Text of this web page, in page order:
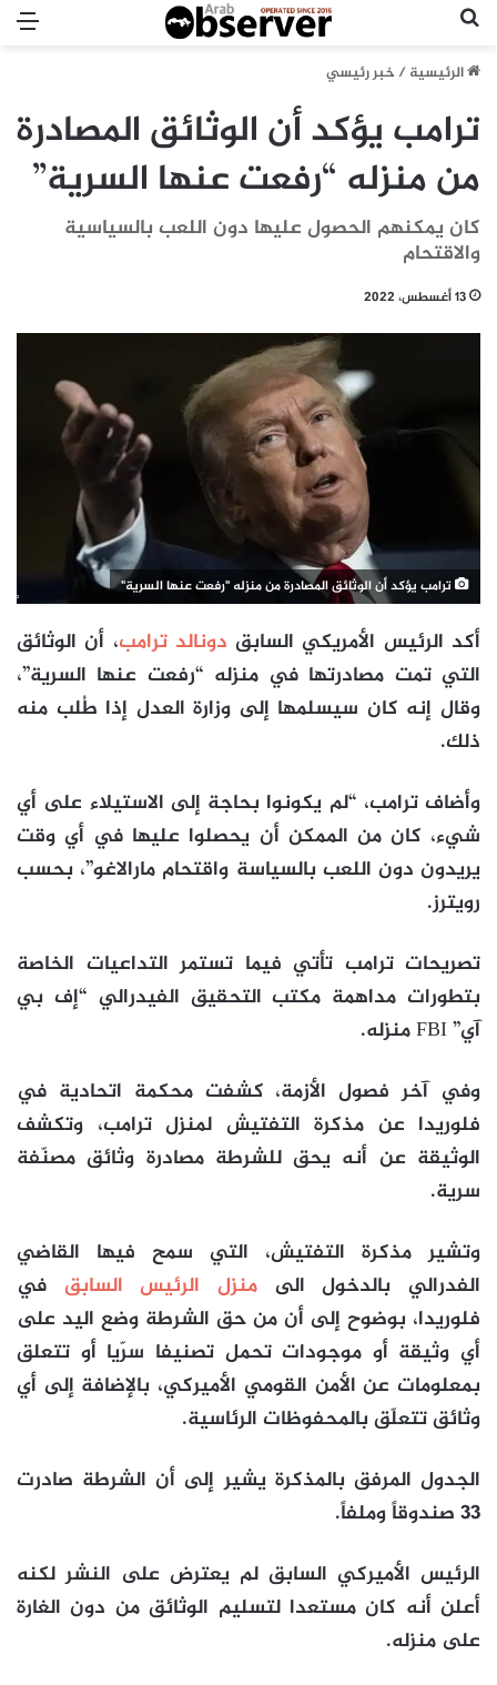
الرئيسية/خبر رئيسي
ترامب يؤكد أن الوثائق المصادرة
من منزله “رفعت عنها السرية”
كان يمكنهم الحصول عليها دون اللعب بالسياسية
والاقتحام
13 أغسطس، 2022
ترامب يؤكد أن الوثائق المصادرة من منزله "رفعت عنها السرية"
أكد الرئيس الأمريكي السابق دونالد ترامب، أن الوثائق
التي تمت مصادرتها في منزله “رفعت عنها السرية”،
وقال إنه كان سيسلمها إلى وزارة العدل إذا طُلب منه
ذلك.
وأضاف ترامب، “لم يكونوا بحاجة إلى الاستيلاء على أي
شيء، كان من الممكن أن يحصلوا عليها في أي وقت
يريدون دون اللعب بالسياسة واقتحام مارالاغو”، بحسب
رويترز.
تصريحات ترامب تأتي فيما تستمر التداعيات الخاصة
بتطورات مداهمة مكتب التحقيق الفيدرالي “إف بي
آي” FBI منزله.
وفي آخر فصول الأزمة، كشفت محكمة اتحادية في
فلوريدا عن مذكرة التفتيش لمنزل ترامب، وتكشف
الوثيقة عن أنه يحق للشرطة مصادرة وثائق مصنّفة
سرية.
وتشير مذكرة التفتيش، التي سمح فيها القاضي
الفدرالي بالدخول الى منزل الرئيس السابق في
فلوريدا، بوضوح إلى أن من حق الشرطة وضع اليد على
أي وثيقة أو موجودات تحمل تصنيفا سرّيا أو تتعلق
بمعلومات عن الأمن القومي الأميركي، بالإضافة إلى أي
وثائق تتعلّق بالمحفوظات الرئاسية.
الجدول المرفق بالمذكرة يشير إلى أن الشرطة صادرت
33 صندوقاً وملفاً.
الرئيس الأميركي السابق لم يعترض على النشر لكنه
أعلن أنه كان مستعدا لتسليم الوثائق من دون الغارة
على منزله.